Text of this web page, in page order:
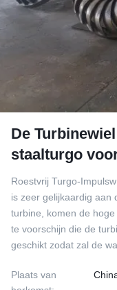
De
staalturgo
Roestvrij Turgo-
is zeer gelijkaardig aan
turbine, komen de
te voorschijn die de
geschikt zodat zal de
Plaats van